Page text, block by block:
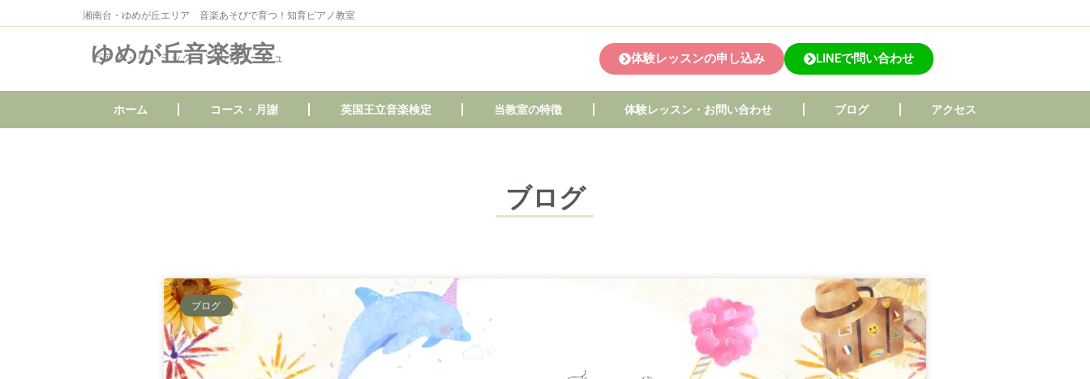
湘南台・ゆめが丘エリア 音楽あそびで育つ！知育ピアノ教室
ゆめが丘音楽教室
ピアノ・リトミック・ソルフェージュ 体験レッスンの申し込み LINEで問い合わせ
ホーム コース・月謝 英国王立音楽検定 当教室の特徴 体験レッスン・お問い合わせ ブログ アクセス
ブログ
ブログ